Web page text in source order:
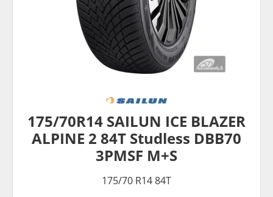
175/70R14 SAILUN ICE BLAZER
ALPINE 2 84T Studless DBB70
3PMSF M+S
175/70 R14 84T